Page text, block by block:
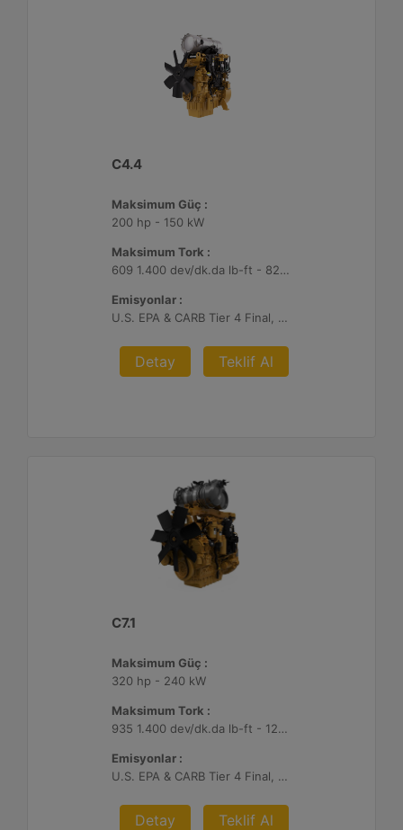
C4.4
Maksimum Güç :
200 hp - 150 kW
Maksimum Tork :
609 1.400 dev/dk.da lb-ft - 825 1.400 dev/dk.da Nm
Emisyonlar :
U.S. EPA & CARB Tier 4 Final, EU Stage V
Detay Teklif Al
C7.1
Maksimum Güç :
320 hp - 240 kW
Maksimum Tork :
935 1.400 dev/dk.da lb-ft - 1268 1.400 dev/dk.da Nm
Emisyonlar :
U.S. EPA & CARB Tier 4 Final, EU Stage V
Detay Teklif Al